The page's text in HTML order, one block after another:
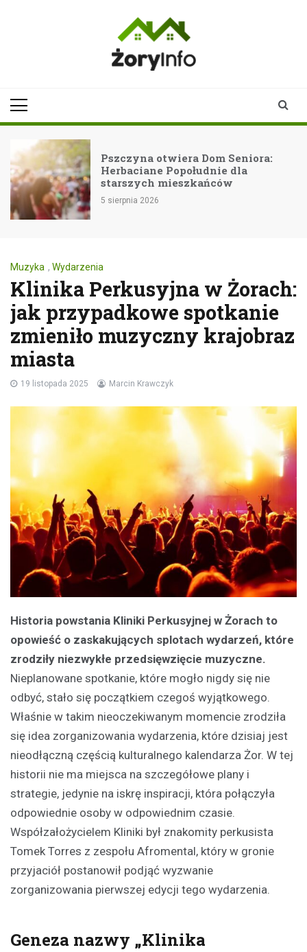
Pijany kierowca z Rybnika w
rękach policji
Muzyka , Wydarzenia
Klinika Perkusyjna w Żorach:
jak przypadkowe spotkanie
zmieniło muzyczny krajobraz
miasta
19 listopada 2025 Marcin Krawczyk
Historia powstania Kliniki Perkusyjnej w Żorach to
opowieść o zaskakujących splotach wydarzeń, które
zrodziły niezwykłe przedsięwzięcie muzyczne.
Nieplanowane spotkanie, które mogło nigdy się nie
odbyć, stało się początkiem czegoś wyjątkowego.
Właśnie w takim nieoczekiwanym momencie zrodziła
się idea zorganizowania wydarzenia, które dzisiaj jest
nieodłączną częścią kulturalnego kalendarza Żor. W tej
historii nie ma miejsca na szczegółowe plany i
strategie, jedynie na iskrę inspiracji, która połączyła
odpowiednie osoby w odpowiednim czasie.
Współzałożycielem Kliniki był znakomity perkusista
Tomek Torres z zespołu Afromental, który w gronie
przyjaciół postanowił podjąć wyzwanie
zorganizowania pierwszej edycji tego wydarzenia.
Geneza nazwy „Klinika